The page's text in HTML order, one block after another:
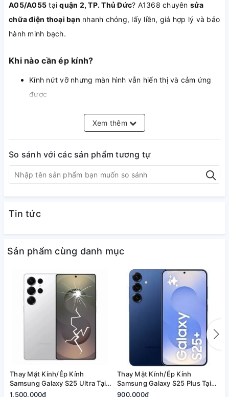
A05/A055 tạiquận 2, TP. Thủ Đức? A1368 chuyên sửa
chữa điện thoại bạn nhanh chóng, lấy liền, giá hợp lý và bảo
hành minh bạch.
Khi nào cần ép kính?
Kính nứt vỡ nhưng màn hình vẫn hiển thị và cảm ứng
được
Màn hình bị trầy xước gây mất thẩm mỹ
Vì sao chọn A1368?
Ép kính nhanh chóng, lấy liền 1–2 tiếng
Kỹ thuật viên
kinh nghiệm, lành nghề
Xem thêm
So sánh với các sản phẩm tương tự
Tin tức
Sản phẩm cùng danh mục
Thay Mặt Kính/Ép Kính
Samsung Galaxy S25 Ultra Tại
Quận 2, Tp. Thủ Đức | Bảo
1.500.000₫
Thay Mặt Kính/Ép Kính
Samsung Galaxy S25 Plus Tại
Quận 2, Tp. Thủ Đức | Bảo
900.000₫